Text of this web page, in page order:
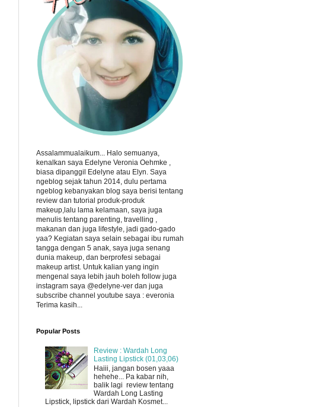
Assalammualaikum... Halo semuanya,
kenalkan saya Edelyne Veronia Oehmke ,
biasa dipanggil Edelyne atau Elyn. Saya
ngeblog sejak tahun 2014, dulu pertama
ngeblog kebanyakan blog saya berisi tentang
review dan tutorial produk-produk
makeup,lalu lama kelamaan, saya juga
menulis tentang parenting, travelling ,
makanan dan juga lifestyle, jadi gado-gado
yaa? Kegiatan saya selain sebagai ibu rumah
tangga dengan 5 anak, saya juga senang
dunia makeup, dan berprofesi sebagai
makeup artist. Untuk kalian yang ingin
mengenal saya lebih jauh boleh follow juga
instagram saya @edelyne-ver dan juga
subscribe channel youtube saya : everonia
Terima kasih...
Popular Posts
Review : Wardah Long
Lasting Lipstick (01,03,06)
Haiii, jangan bosen yaaa
hehehe... Pa kabar nih,
balik lagi review tentang
Wardah Long Lasting
Lipstick, lipstick dari Wardah Kosmet...